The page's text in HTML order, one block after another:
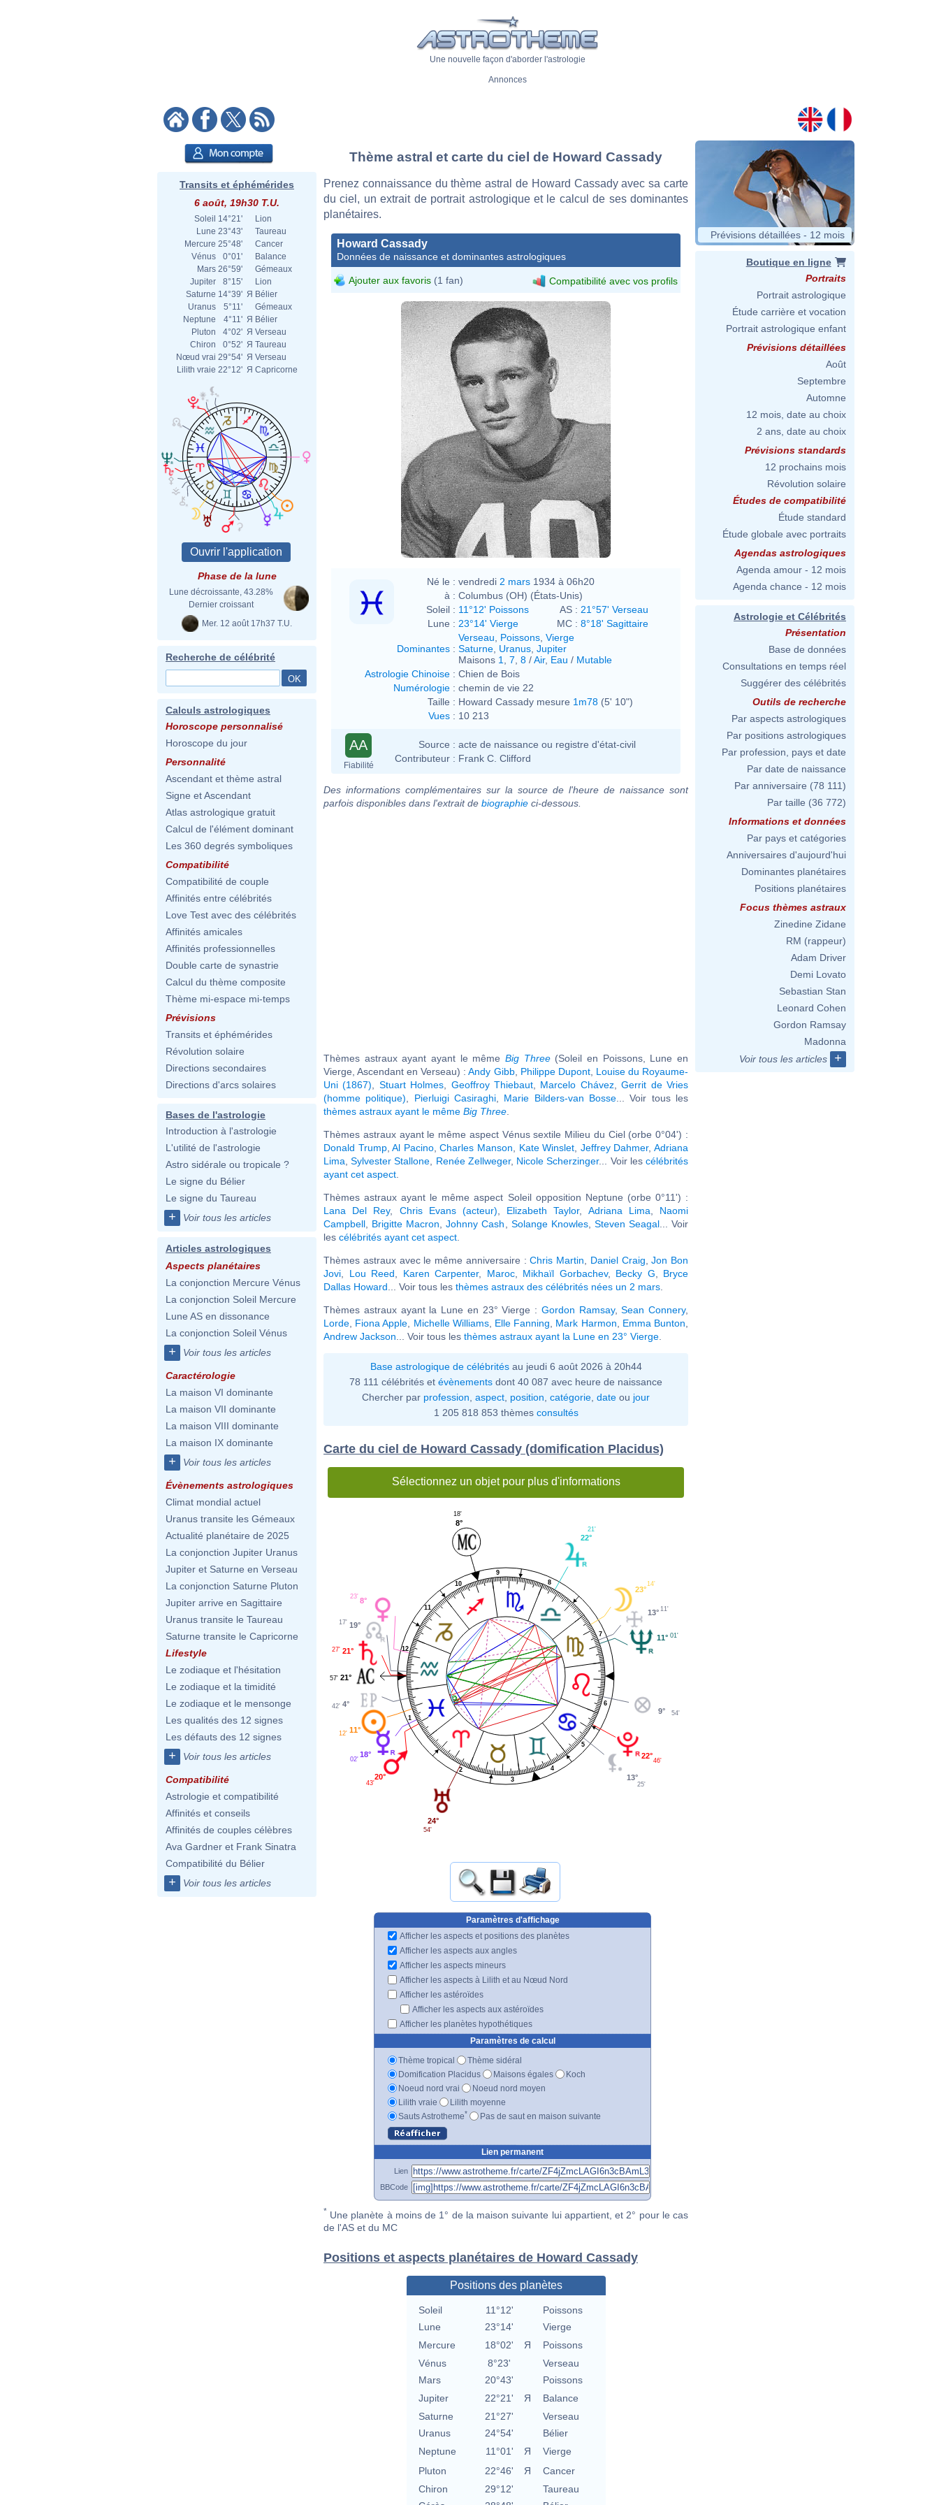
Une nouvelle façon d'aborder l'astrologie
Annonces
Transits et éphémérides
6 août, 19h30 T.U.
Soleil 14°21'
Lion
Lune 23°43'
Taureau
Mercure 25°48'
Cancer
Vénus
0°01'
Balance
Mars 26°59'
Gémeaux
Jupiter
8°15'
Lion
Saturne 14°39' Я Bélier
Uranus
5°11'
Gémeaux
Neptune
4°11' Я Bélier
Pluton
4°02' Я Verseau
Chiron
0°52' Я Taureau
Nœud vrai 29°54' Я Verseau
Lilith vraie 22°12' Я Capricorne
Phase de la lune
Lune décroissante, 43.28%
Dernier croissant
Mer. 12 août 17h37 T.U.
Recherche de célébrité
Calculs astrologiques
Horoscope personnalisé
Horoscope du jour
Personnalité
Ascendant et thème astral
Signe et Ascendant
Atlas astrologique gratuit
Calcul de l'élément dominant
Les 360 degrés symboliques
Compatibilité
Compatibilité de couple
Affinités entre célébrités
Love Test avec des célébrités
Affinités amicales
Affinités professionnelles
Double carte de synastrie
Calcul du thème composite
Thème mi-espace mi-temps
Prévisions
Transits et éphémérides
Révolution solaire
Directions secondaires
Directions d'arcs solaires
Bases de l'astrologie
Introduction à l'astrologie
L'utilité de l'astrologie
Astro sidérale ou tropicale ?
Le signe du Bélier
Le signe du Taureau
+ Voir tous les articles
Articles astrologiques
Aspects planétaires
La conjonction Mercure Vénus
La conjonction Soleil Mercure
Lune AS en dissonance
La conjonction Soleil Vénus
+ Voir tous les articles
Caractérologie
La maison VI dominante
La maison VII dominante
La maison VIII dominante
La maison IX dominante
+ Voir tous les articles
Évènements astrologiques
Climat mondial actuel
Uranus transite les Gémeaux
Actualité planétaire de 2025
La conjonction Jupiter Uranus
Jupiter et Saturne en Verseau
La conjonction Saturne Pluton
Jupiter arrive en Sagittaire
Uranus transite le Taureau
Saturne transite le Capricorne
Lifestyle
Le zodiaque et l'hésitation
Le zodiaque et la timidité
Le zodiaque et le mensonge
Les qualités des 12 signes
Les défauts des 12 signes
+ Voir tous les articles
Compatibilité
Astrologie et compatibilité
Affinités et conseils
Affinités de couples célèbres
Ava Gardner et Frank Sinatra
Compatibilité du Bélier
+ Voir tous les articles
Thème astral et carte du ciel de Howard Cassady
Prenez connaissance du thème astral de Howard Cassady avec sa carte
du ciel, un extrait de portrait astrologique et le calcul de ses dominantes
planétaires.
Howard Cassady
Données de naissance et dominantes astrologiques
Ajouter aux favoris (1 fan) Compatibilité avec vos profils
Né le : vendredi 2 mars 1934 à 06h20
à : Columbus (OH) (États-Unis)
Soleil : 11°12' Poissons AS : 21°57' Verseau
Lune : 23°14' Vierge MC : 8°18' Sagittaire
Dominantes :
Verseau Poissons Vierge
Saturne Uranus Jupiter
Maisons 1 7 8 /Air, Eau / Mutable
Astrologie Chinoise : Chien de Bois
Numérologie : chemin de vie 22
Taille : Howard Cassady mesure 1m78 (5' 10")
Vues : 10 213
AA
Fiabilité
Source : acte de naissance ou registre d'état-civil
Contributeur : Frank C. Clifford
Des informations complémentaires sur la source de l'heure de naissance sont
parfois disponibles dans l'extrait de biographie ci-dessous.
Thèmes astraux ayant ayant le même Big Three(Soleil en Poissons, Lune en
Vierge, Ascendant en Verseau) :Andy Gibb, Philippe Dupont, Louise du Royaume-
Uni (1867)
Stuart Holmes Geoffroy Thiebaut Marcelo Chávez,Gerrit de Vries
(homme politique)
Pierluigi Casiraghi Marie Bilders-van Bosse ... Voir tous les
thèmes astraux ayant le même Big Three
Thèmes astraux ayant le même aspect Vénus sextile Milieu du Ciel (orbe 0°04') :
Donald Trump,Al Pacino,Charles Manson Kate Winslet Jeffrey Dahmer,Adriana
Lima ,Sylvester Stallone Renée Zellweger, Nicole Scherzinger... Voir lescélébrités
ayant cet aspect
Thèmes astraux ayant le même aspect Soleil opposition Neptune (orbe 0°11') :
Lana Del Rey, Chris Evans (acteur) Elizabeth Taylor, Adriana Lima
Naomi
Campbell
Brigitte Macron ,Johnny Cash Solange Knowles, Steven Seagal ... Voir
les célébrités ayant cet aspect
Thèmes astraux avec le même anniversaire :Chris Martin Daniel Craig ,Jon Bon
Jovi
Lou Reed Karen Carpenter, Maroc, Mikhaïl Gorbachev, Becky G
Bryce
Dallas Howard ... Voir tous les thèmes astraux des célébrités nées un 2 mars
Thèmes astraux ayant la Lune en 23° Vierge : Gordon Ramsay,Sean Connery,
Lorde Fiona Apple Michelle Williams, Elle Fanning Mark Harmon Emma Bunton
Andrew Jackson ... Voir tous les thèmes astraux ayant la Lune en 23° Vierge
Base astrologique de célébritésau jeudi 6 août 2026 à 20h44
78 111 célébrités et évènements dont 40 087 avec heure de naissance
Chercher par profession aspect position catégorie date ou jour
1 205 818 853 thèmes consultés
Carte du ciel de Howard Cassady (domification Placidus)
Sélectionnez un objet pour plus d'informations
1
2
3
4
5
6
7
8
9
10
11
12
11° 01'
13° 11'
23°
14'
22°
21'
8°
18'
8°
23'
19°
17'
21°
27'
21°
57'
4°
42'
11°
12'
18°
02'
20°
43'
24°
54'
13°
25'
22°
46'
9° 54'
Paramètres d'affichage
Afficher les aspects et positions des planètes
Afficher les aspects aux angles
Afficher les aspects mineurs
Afficher les aspects à Lilith et au Nœud Nord
Afficher les astéroïdes
Afficher les aspects aux astéroïdes
Afficher les planètes hypothétiques
Paramètres de calcul
Thème tropical
Thème sidéral
Domification Placidus
Maisons égales
Koch
Noeud nord vrai
Noeud nord moyen
Lilith vraie
Lilith moyenne
Sauts Astrotheme* Pas de saut en maison suivante
Lien permanent
Lien
BBCode
* Une planète à moins de 1° de la maison suivante lui appartient, et 2° pour le cas
de l'AS et du MC
Positions et aspects planétaires de Howard Cassady
Positions des planètes
Soleil 11°12'
Poissons
Lune
23°14'
Vierge
Mercure
18°02' Я
Poissons
Vénus
8°23'
Verseau
Mars
20°43'
Poissons
Jupiter
22°21' Я
Balance
Saturne
21°27'
Verseau
Uranus
24°54'
Bélier
Neptune
11°01' Я
Vierge
Pluton
22°46' Я
Cancer
Chiron
29°12'
Taureau
Prévisions détaillées - 12 mois
Boutique en ligne
Portraits
Portrait astrologique
Étude carrière et vocation
Portrait astrologique enfant
Prévisions détaillées
Août
Septembre
Automne
12 mois, date au choix
2 ans, date au choix
Prévisions standards
12 prochains mois
Révolution solaire
Études de compatibilité
Étude standard
Étude globale avec portraits
Agendas astrologiques
Agenda amour - 12 mois
Agenda chance - 12 mois
Astrologie et Célébrités
Présentation
Base de données
Consultations en temps réel
Suggérer des célébrités
Outils de recherche
Par aspects astrologiques
Par positions astrologiques
Par profession, pays et date
Par date de naissance
Par anniversaire (78 111)
Par taille (36 772)
Informations et données
Par pays et catégories
Anniversaires d'aujourd'hui
Dominantes planétaires
Positions planétaires
Focus thèmes astraux
Zinedine Zidane
RM (rappeur)
Adam Driver
Demi Lovato
Sebastian Stan
Leonard Cohen
Gordon Ramsay
Madonna
Voir tous les articles
+